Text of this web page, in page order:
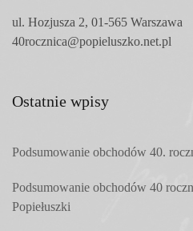
ul. Hozjusza 2, 01-565 Warszawa
40rocznica@popieluszko.net.pl
Ostatnie wpisy
Podsumowanie obchodów 40.
Podsumowanie obchodów 40
Popiełuszki